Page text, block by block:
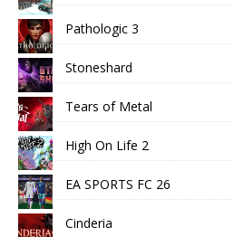
Pathologic 3
Stoneshard
Tears of Metal
High On Life 2
EA SPORTS FC 26
Cinderia